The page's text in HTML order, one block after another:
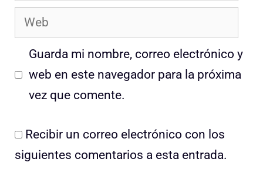
Web
Guarda mi nombre, correo electrónico y
web en este navegador para la próxima
vez que comente.
Recibir un correo electrónico con los
siguientes comentarios a esta entrada.